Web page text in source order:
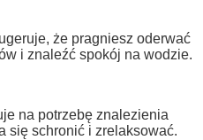
że pragniesz oderwać
i znaleźć spokój na wodzie.
na potrzebę znalezienia
się schronić i zrelaksować.